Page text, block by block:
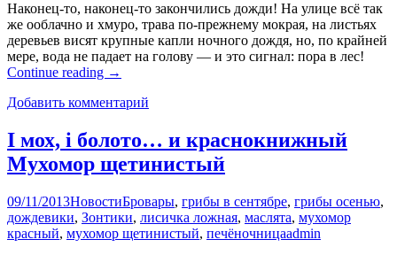
Наконец-то, наконец-то закончились дожди! На улице всё так
же ооблачно и хмуро, трава по-прежнему мокрая, на листьях
деревьев висят крупные капли ночного дождя, но, по крайней
мере, вода не падает на голову — и это сигнал: пора в лес!
Continue reading →
Добавить комментарий
І мох, і болото… и краснокнижный
Мухомор щетинистый
09/11/2013НовостиБровары, грибы в сентябре, грибы осенью,
дождевики, Зонтики, лисичка ложная, маслята, мухомор
красный, мухомор щетинистый, печёночницаadmin